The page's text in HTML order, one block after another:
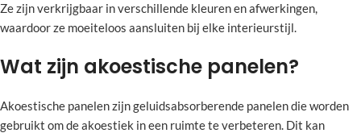
Ze zijn verkrijgbaar in verschillende kleuren en afwerkingen,
waardoor ze moeiteloos aansluiten bij elke interieurstijl.
Wat zijn akoestische panelen?
Akoestische panelen zijn geluidsabsorberende panelen die worden
gebruikt om de akoestiek in een ruimte te verbeteren. Dit kan